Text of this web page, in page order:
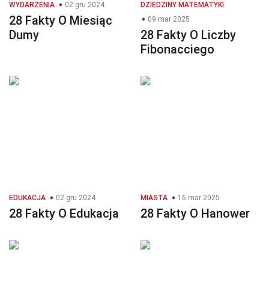
WYDARZENIA 02 gru 2024
28 Fakty O Miesiąc
Dumy
DZIEDZINY MATEMATYKI
09 mar 2025
28 Fakty O Liczby
Fibonacciego
EDUKACJA 02 gru 2024
28 Fakty O Edukacja
MIASTA 16 mar 2025
28 Fakty O Hanower